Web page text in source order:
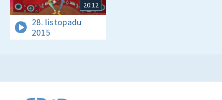
20:12
28. listopadu
2015